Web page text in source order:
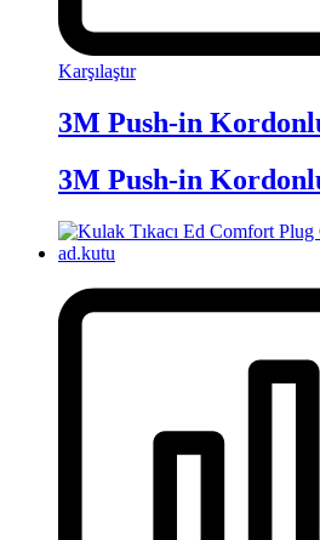
Karşılaştır
3M Push-in
3M Push-in